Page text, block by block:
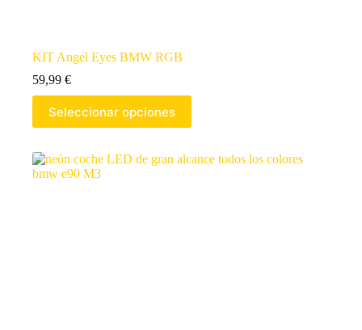
KIT Angel Eyes BMW RGB
59,99 €
Seleccionar opciones